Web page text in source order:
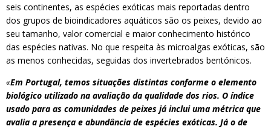
seis continentes, as espécies exóticas mais reportadas dentro
dos grupos de bioindicadores aquáticos são os peixes, devido ao
seu tamanho, valor comercial e maior conhecimento histórico
das espécies nativas. No que respeita às microalgas exóticas, são
as menos conhecidas, seguidas dos invertebrados bentónicos.
«Em Portugal, temos situações distintas conforme o elemento
biológico utilizado na avaliação da qualidade dos rios. O índice
usado para as comunidades de peixes já inclui uma métrica que
avalia a presença e abundância de espécies exóticas. Já o de